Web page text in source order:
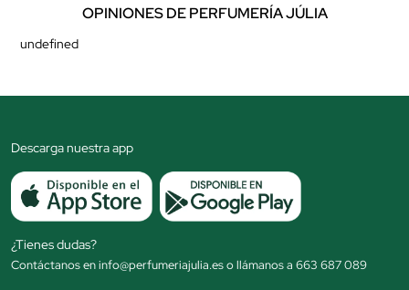
OPINIONES DE PERFUMERÍA JÚLIA
undefined
Descarga nuestra app
¿Tienes dudas?
Contáctanos en info@perfumeriajulia.es o llámanos a 663 687 089